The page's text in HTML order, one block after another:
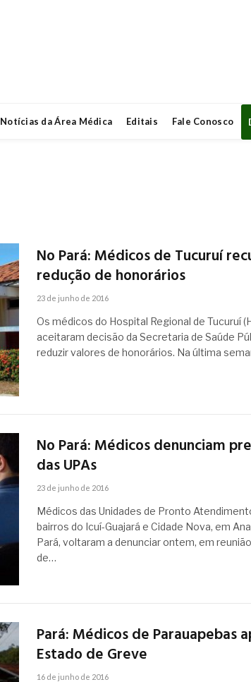
Notícias da Área Médica Editais Fale Conosco
No Pará: Médicos de Tucuruí
redução de honorários
23 de junho de 2016
Os médicos do Hospital Regional de Tucuruí
aceitaram decisão da Secretaria de Saúde
reduzir valores de honorários. Na última
No Pará: Médicos denunciam
das UPAs
23 de junho de 2016
Médicos das Unidades de Pronto
bairros do Icuí-Guajará e Cidade Nova, em
Pará, voltaram a denunciar ontem, em
de…
Pará: Médicos de Parauapebas
Estado de Greve
16 de junho de 2016